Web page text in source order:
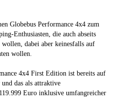
Globebus Performance 4x4 zum
Enthusiasten, die auch abseits
wollen, dabei aber keinesfalls auf
wollen.
4x4 First Edition ist bereits auf
das als attraktive
Euro inklusive umfangreicher